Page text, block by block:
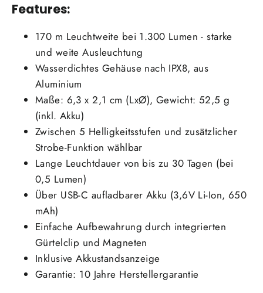
Features:
170 m Leuchtweite bei 1.300 Lumen - starke
und weite Ausleuchtung
Wasserdichtes Gehäuse nach IPX8, aus
Aluminium
Maße: 6,3 x 2,1 cm (LxØ), Gewicht: 52,5 g
(inkl. Akku)
Zwischen 5 Helligkeitsstufen und zusätzlicher
Strobe-Funktion wählbar
Lange Leuchtdauer von bis zu 30 Tagen (bei
0,5 Lumen)
Über USB-C aufladbarer Akku (3,6V Li-Ion, 650
mAh)
Einfache Aufbewahrung durch integrierten
Gürtelclip und Magneten
Inklusive Akkustandsanzeige
Garantie: 10 Jahre Herstellergarantie